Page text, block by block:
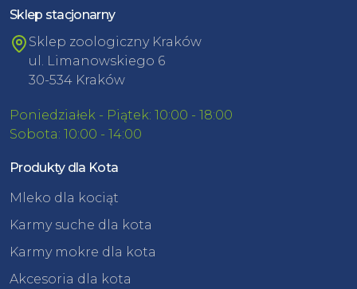
Sklep stacjonarny
Sklep zoologiczny Kraków
ul. Limanowskiego 6
30-534 Kraków
Poniedziałek - Piątek: 10:00 - 18:00
Sobota: 10:00 - 14:00
Produkty dla Kota
Mleko dla kociąt
Karmy suche dla kota
Karmy mokre dla kota
Akcesoria dla kota